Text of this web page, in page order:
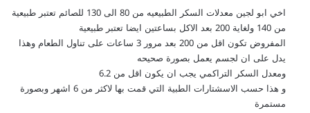
ل
اخي ابو لجين معدلات السكر الطبيعيه من 80 الى 130 للصائم تعتبر طبيعية
من 140 ولغاية 200 بعد الاكل بساعتين ايضا تعتبر طبيعية
المفروض تكون اقل من 200 بعد مرور 3 ساعات على تناول الطعام وهذا
يدل على ان لجسم يعمل بصورة صحيحه
ومعدل السكر التراكمي يجب ان يكون اقل من 6.2
و هذا حسب الاسشتارات الطبية التي قمت بها لاكثر من 6 اشهر وبصورة
مستمرة